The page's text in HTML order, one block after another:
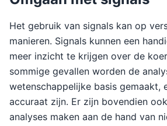
Het gebruik van signals kan op
manieren. Signals kunnen een
meer inzicht te krijgen over de
sommige gevallen worden de
wetenschappelijke basis gemaakt,
accuraat zijn. Er zijn bovendien
analyses maken aan de hand van